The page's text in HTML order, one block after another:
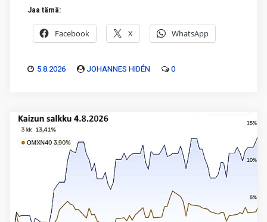
Jaa tämä:
Facebook X WhatsApp
5.8.2026 JOHANNES HIDÉN 0